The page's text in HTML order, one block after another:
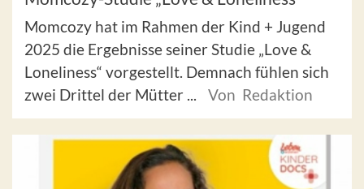
Momcozy hat im Rahmen der Kind + Jugend
2025 die Ergebnisse seiner Studie „Love &
Loneliness“ vorgestellt. Demnach fühlen sich
zwei Drittel der Mütter ...
Von Redaktion